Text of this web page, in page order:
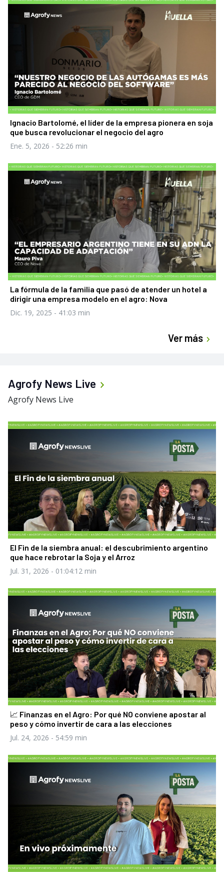
Ignacio Bartolomé, el líder de la empresa pionera en soja
que busca revolucionar el negocio del agro
Ene. 5, 2026 - 52:26 min
La fórmula de la familia que pasó de atender un hotel a
dirigir una empresa modelo en el agro: Nova
Dic. 19, 2025 - 41:03 min
Ver más
Agrofy News Live
Agrofy News Live
El Fin de la siembra anual: el descubrimiento argentino
que hace rebrotar la Soja y el Arroz
Jul. 31, 2026 - 01:04:12 min
📈 Finanzas en el Agro: Por qué NO conviene apostar al
peso y cómo invertir de cara a las elecciones
Jul. 24, 2026 - 54:59 min